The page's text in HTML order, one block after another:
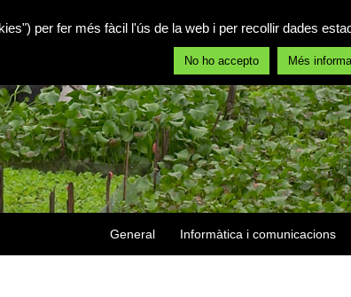
General
Informàtica i comunicacions
per fer més fàcil l'ús de la web i per recollir dades
No ho accepto Més